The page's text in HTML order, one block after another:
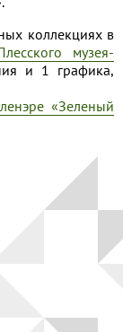
коллекциях в
музея-
и 1 графика,
«Зеленый